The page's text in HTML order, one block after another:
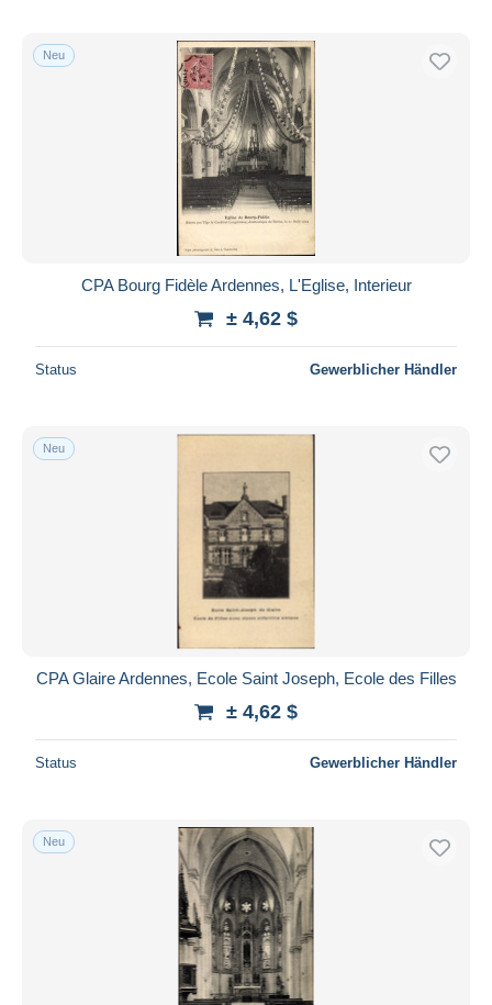
Neu
CPA Bourg Fidèle Ardennes, L'Eglise, Interieur
± 4,62 $
Status Gewerblicher Händler
Neu
CPA Glaire Ardennes, Ecole Saint Joseph, Ecole des Filles
± 4,62 $
Status Gewerblicher Händler
Neu